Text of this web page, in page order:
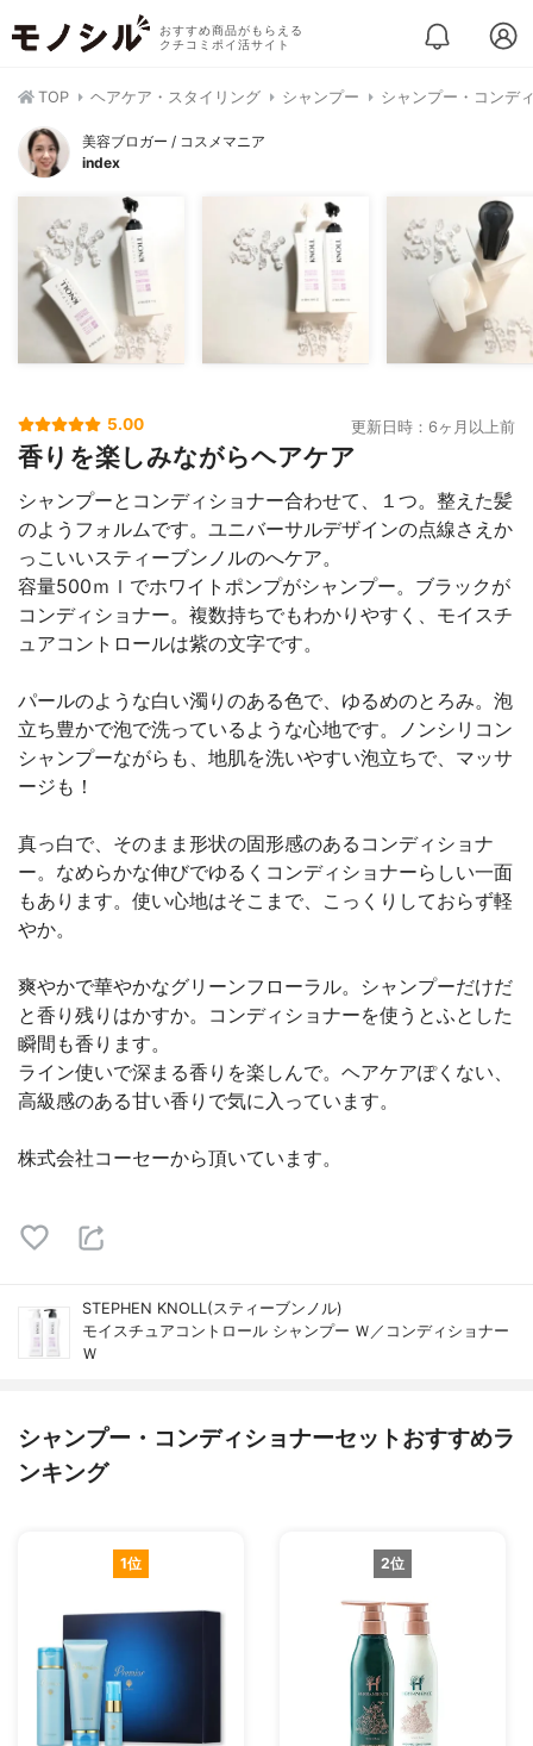
おすすめ商品がもらえる
クチコミポイ活サイト
TOP ヘアケア・スタイリング シャンプー シャンプー・コンデ
美容ブロガー / コスメマニア
index
5.00 更新日時：6ヶ月以上前
香りを楽しみながらヘアケア
シャンプーとコンディショナー合わせて、１つ。整えた髪
のようフォルムです。ユニバーサルデザインの点線さえか
っこいいスティーブンノルのへケア。
容量500ｍｌでホワイトポンプがシャンプー。ブラックが
コンディショナー。複数持ちでもわかりやすく、モイスチ
ュアコントロールは紫の文字です。
パールのような白い濁りのある色で、ゆるめのとろみ。泡
立ち豊かで泡で洗っているような心地です。ノンシリコン
シャンプーながらも、地肌を洗いやすい泡立ちで、マッサ
ージも！
真っ白で、そのまま形状の固形感のあるコンディショナ
ー。なめらかな伸びでゆるくコンディショナーらしい一面
もあります。使い心地はそこまで、こっくりしておらず軽
やか。
爽やかで華やかなグリーンフローラル。シャンプーだけだ
と香り残りはかすか。コンディショナーを使うとふとした
瞬間も香ります。
ライン使いで深まる香りを楽しんで。ヘアケアぽくない、
高級感のある甘い香りで気に入っています。
株式会社コーセーから頂いています。
STEPHEN KNOLL(スティーブンノル)
モイスチュアコントロール シャンプー Ｗ／コンディショナー
Ｗ
シャンプー・コンディショナーセットおすすめラ
ンキング
1位 2位